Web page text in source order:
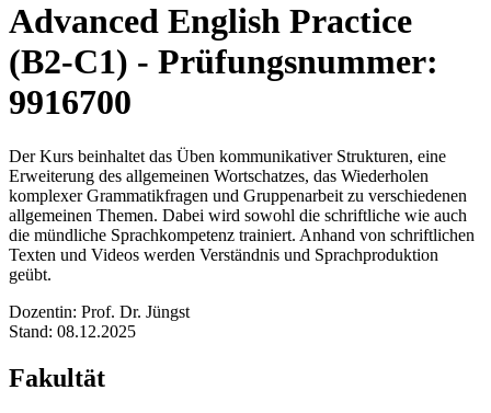
Advanced English Practice
(B2-C1) - Prüfungsnummer:
9916700
Der Kurs beinhaltet das Üben kommunikativer Strukturen, eine
Erweiterung des allgemeinen Wortschatzes, das Wiederholen
komplexer Grammatikfragen und Gruppenarbeit zu verschiedenen
allgemeinen Themen. Dabei wird sowohl die schriftliche wie auch
die mündliche Sprachkompetenz trainiert. Anhand von schriftlichen
Texten und Videos werden Verständnis und Sprachproduktion
geübt.
Dozentin: Prof. Dr. Jüngst
Stand: 08.12.2025
Fakultät